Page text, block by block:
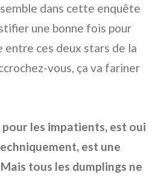
dans cette enquête
une bonne fois pour
ces deux stars de la
vous, ça va fariner
les impatients, est oui
est une
tous les dumplings ne